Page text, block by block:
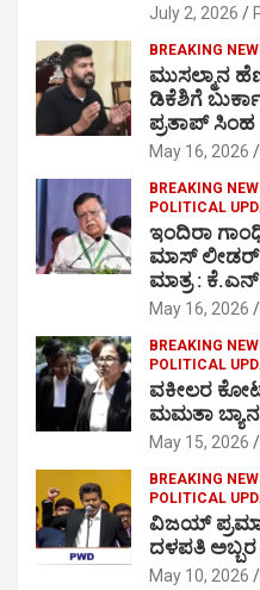
July 2, 2026
BREAKING
ಮುಸಲ್ಮಾನ
ಡಿಕೆಶಿಗೆ
ಪ್ರತಾಪ್ ಸಿಂಹ
May 16, 2026
BREAKING
POLITICAL
ಇಂದಿರಾ
ಮಾಸ್ ಲೀಡರ್
ಮಾತ್ರ :
May 16, 2026
BREAKING
POLITICAL
ವಕೀಲರ
ಮಮತಾ
May 15, 2026
BREAKING
POLITICAL
ವಿಜಯ್
ದಳಪತಿ ಅಬ್ಬರ
May 10, 2026